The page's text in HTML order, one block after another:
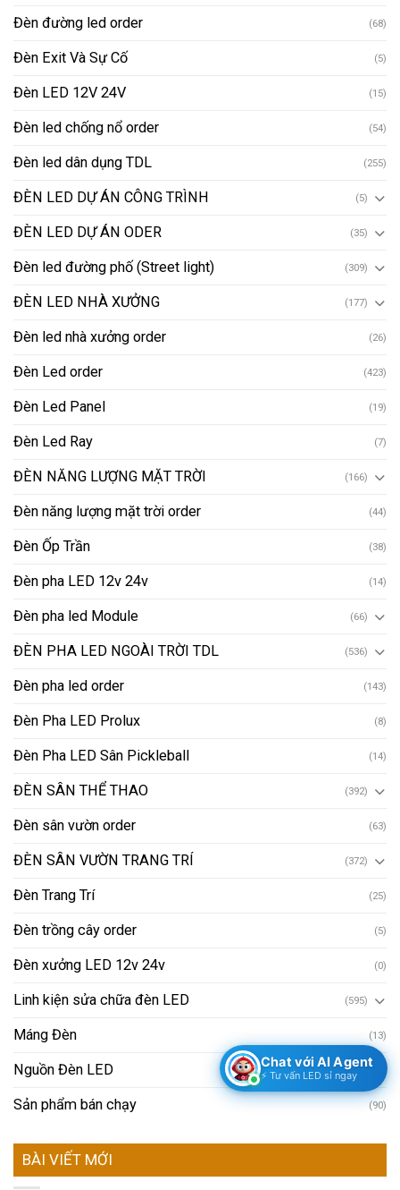
Đèn đường led order (68)
Đèn Exit Và Sự Cố (5)
Đèn LED 12V 24V (15)
Đèn led chống nổ order (54)
Đèn led dân dụng TDL (255)
ĐÈN LED DỰ ÁN CÔNG TRÌNH (5)
ĐÈN LED DỰ ÁN ODER (35)
Đèn led đường phố (Street light) (309)
ĐÈN LED NHÀ XƯỞNG (177)
Đèn led nhà xưởng order (26)
Đèn Led order (423)
Đèn Led Panel (19)
Đèn Led Ray (7)
ĐÈN NĂNG LƯỢNG MẶT TRỜI (166)
Đèn năng lượng mặt trời order (44)
Đèn Ốp Trần (38)
Đèn pha LED 12v 24v (14)
Đèn pha led Module (66)
ĐÈN PHA LED NGOÀI TRỜI TDL (536)
Đèn pha led order (143)
Đèn Pha LED Prolux (8)
Đèn Pha LED Sân Pickleball (14)
ĐÈN SÂN THỂ THAO (392)
Đèn sân vườn order (63)
ĐÈN SÂN VƯỜN TRANG TRÍ (372)
Đèn Trang Trí (25)
Đèn trồng cây order (5)
Đèn xưởng LED 12v 24v (0)
Linh kiện sửa chữa đèn LED (595)
Máng Đèn (13)
Nguồn Đèn LED (223)
Sản phẩm bán chạy (90)
BÀI VIẾT MỚI
Chat với AI Agent
⚡ Tư vấn LED sỉ ngay